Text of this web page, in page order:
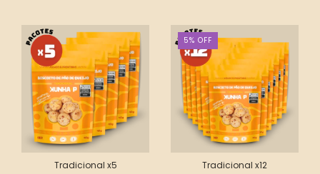
Tradicional x5
5% OFF
Tradicional x12